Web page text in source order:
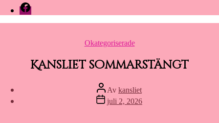
Facebook
Kategorier
Okategoriserade
Kansliet sommarstängt
Inläggsförfattare
Av kansliet
Inläggsdatum
juli 2, 2026